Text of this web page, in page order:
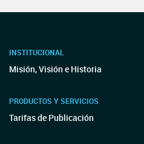
INSTITUCIONAL
Misión, Visión e Historia
PRODUCTOS Y SERVICIOS
Tarifas de Publicación